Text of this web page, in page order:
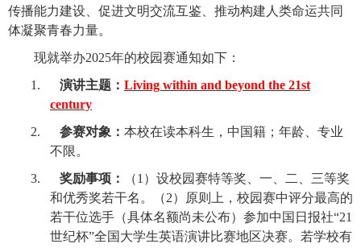
传播能力建设、促进文明交流互鉴、推动构建人类命运共同
体凝聚青春力量。
现就举办2025年的校园赛通知如下：
1.
演讲主题： Living within and beyond the 21st
century
2.
参赛对象： 本校在读本科生，中国籍；年龄、专业
不限。
3.
奖励事项： （1）设校园赛特等奖、一、二、三等奖
和优秀奖若干名。（2）原则上，校园赛中评分最高的
若干位选手（具体名额尚未公布）参加中国日报社“21
世纪杯”全国大学生英语演讲比赛地区决赛。若学校有